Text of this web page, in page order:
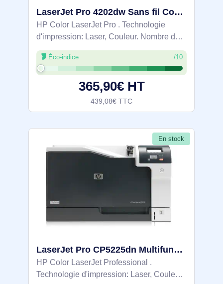
LaserJet Pro 4202dw Sans fil Couleur Imprimante, Recto verso - 4RA88F
HP Color LaserJet Pro . Technologie
d'impression: Laser, Couleur. Nombre de
cartouches d'impression: 4, Cycle de
service (Maximum): 50000 pages par
mois. Résolution maximale: 600 x 600
DPI. Taille de
Éco-indice /10
365,90€ HT
439,08€ TTC
En stock
LaserJet Pro CP5225dn Multifunction Couleur Imprimante, Ethernet uniquement; Copieur, Scanner - CE712A
HP Color LaserJet Professional .
Technologie d'impression: Laser, Couleur.